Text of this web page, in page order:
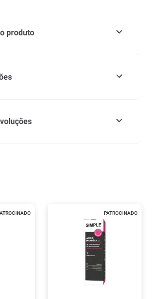
produto
PATROCINADO